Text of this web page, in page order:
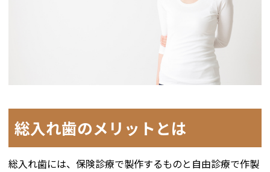
総入れ歯のメリットとは
総入れ歯には、保険診療で製作するものと自由診療で作製